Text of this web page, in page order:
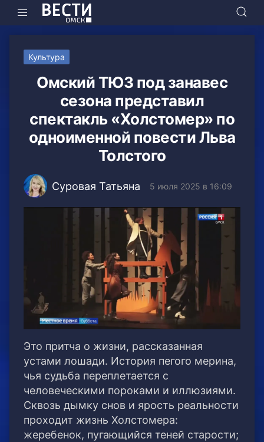
Культура
Омский ТЮЗ под занавес
сезона представил
спектакль «Холстомер» по
одноименной повести Льва
Толстого
Суровая Татьяна 5 июля 2025 в 16:09
Это притча о жизни, рассказанная
устами лошади. История пегого мерина,
чья судьба переплетается с
человеческими пороками и иллюзиями.
Сквозь дымку снов и ярость реальности
проходит жизнь Холстомера:
жеребенок, пугающийся теней старости;